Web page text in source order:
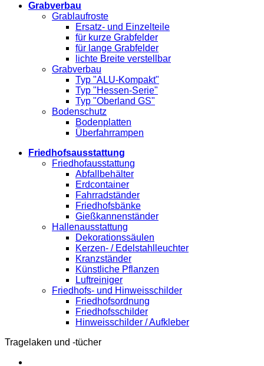
Grabverbau
Grablaufroste
Ersatz- und Einzelteile
für kurze Grabfelder
für lange Grabfelder
lichte Breite verstellbar
Grabverbau
Typ "ALU-Kompakt"
Typ "Hessen-Serie"
Typ "Oberland GS"
Bodenschutz
Bodenplatten
Überfahrrampen
Friedhofsausstattung
Friedhofausstattung
Abfallbehälter
Erdcontainer
Fahrradständer
Friedhofsbänke
Gießkannenständer
Hallenausstattung
Dekorationssäulen
Kerzen- / Edelstahlleuchter
Kranzständer
Künstliche Pflanzen
Luftreiniger
Friedhofs- und Hinweisschilder
Friedhofsordnung
Friedhofsschilder
Hinweisschilder / Aufkleber
Tragelaken und -tücher